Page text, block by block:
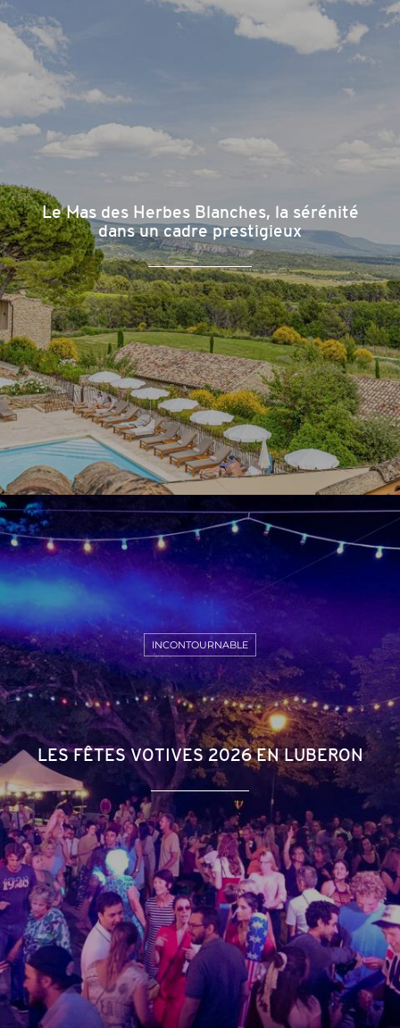
Le Mas des Herbes Blanches, la sérénité
dans un cadre prestigieux
LES FÊTES VOTIVES 2026 EN LUBERON
INCONTOURNABLE